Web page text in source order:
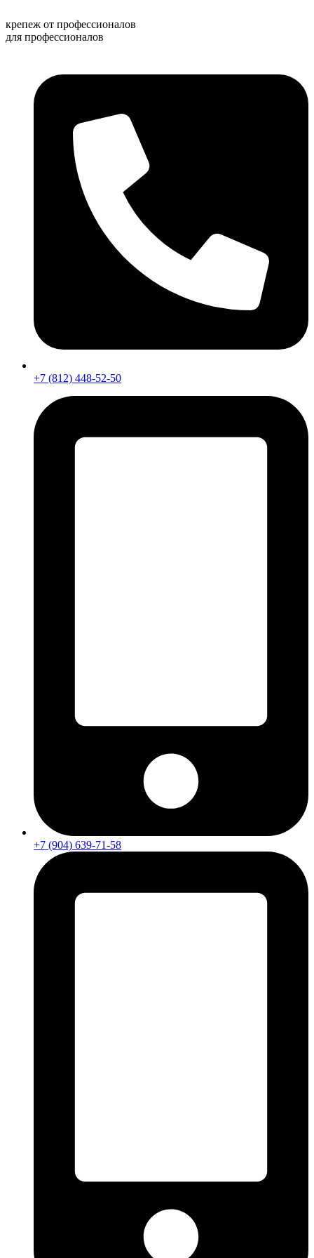
к
содержимому
крепеж от профессионалов
для профессионалов
+7 (812) 448-52-50
+7 (904) 639-71-58